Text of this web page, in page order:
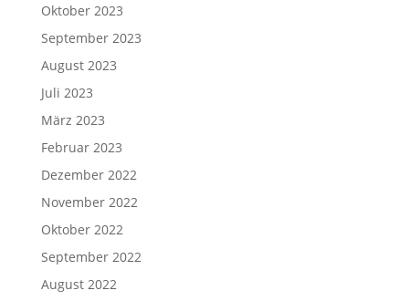
Oktober 2023
September 2023
August 2023
Juli 2023
März 2023
Februar 2023
Dezember 2022
November 2022
Oktober 2022
September 2022
August 2022